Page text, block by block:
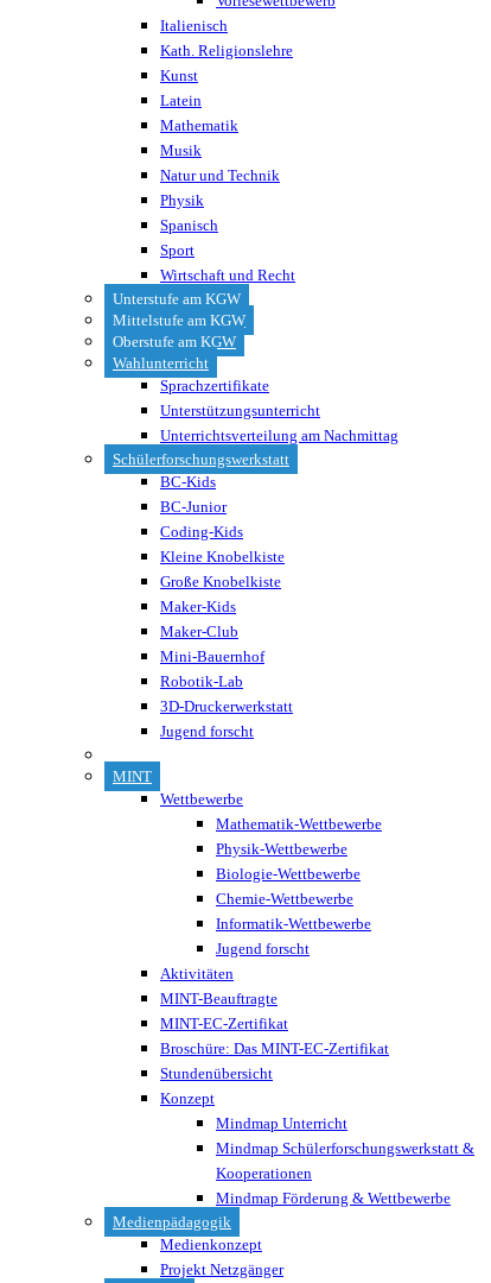
Italienisch
Kath. Religionslehre
Kunst
Latein
Mathematik
Musik
Natur und Technik
Physik
Spanisch
Sport
Wirtschaft und Recht
Unterstufe am KGW
Mittelstufe am KGW
Oberstufe am KGW
Wahlunterricht
Sprachzertifikate
Unterstützungsunterricht
Unterrichtsverteilung am Nachmittag
Schülerforschungswerkstatt
BC-Kids
BC-Junior
Coding-Kids
Kleine Knobelkiste
Große Knobelkiste
Maker-Kids
Maker-Club
Mini-Bauernhof
Robotik-Lab
3D-Druckerwerkstatt
Jugend forscht
MINT
Wettbewerbe
Mathematik-Wettbewerbe
Physik-Wettbewerbe
Biologie-Wettbewerbe
Chemie-Wettbewerbe
Informatik-Wettbewerbe
Jugend forscht
Aktivitäten
MINT-Beauftragte
MINT-EC-Zertifikat
Broschüre: Das MINT-EC-Zertifikat
Stundenübersicht
Konzept
Mindmap Unterricht
Mindmap Schülerforschungswerkstatt &
Kooperationen
Mindmap Förderung & Wettbewerbe
Medienpädagogik
Medienkonzept
Projekt Netzgänger